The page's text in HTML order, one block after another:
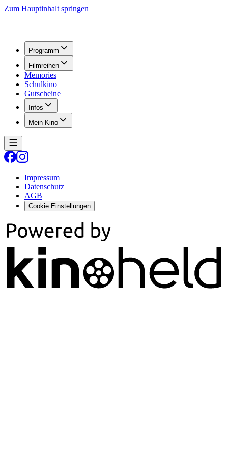
Zum Hauptinhalt springen
Programm
Filmreihen
Memories
Schulkino
Gutscheine
Infos
Mein Kino
Impressum
Datenschutz
AGB
Cookie Einstellungen